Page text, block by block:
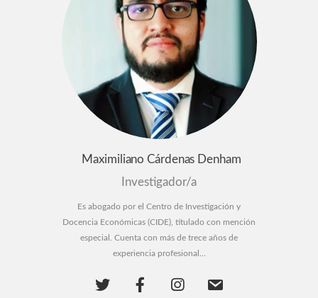
Maximiliano Cárdenas Denham
Investigador/a
Es abogado por el Centro de Investigación y
Docencia Económicas (CIDE), titulado con mención
especial. Cuenta con más de trece años de
experiencia profesional...